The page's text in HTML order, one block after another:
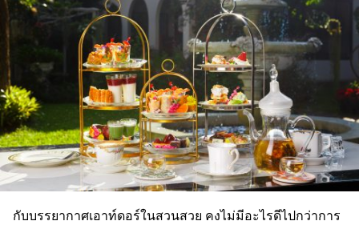
กับบรรยากาศเอาท์ดอร์ในสวนสวย คงไม่มีอะไรดีไปกว่าการ